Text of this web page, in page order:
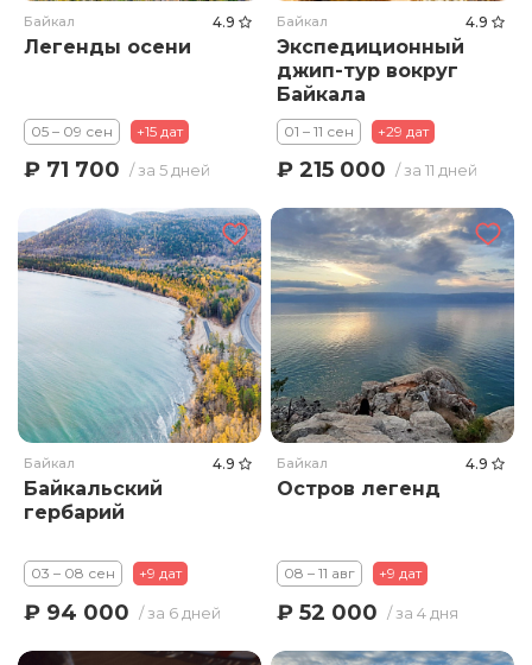
Байкал 4.9
Легенды осени
05 – 09 сен +15 дат
₽ 71 700 / за 5 дней
Байкал 4.9
Экспедиционный
джип-тур вокруг
Байкала
01 – 11 сен +29 дат
₽ 215 000 / за 11 дней
Байкал 4.9
Байкальский
гербарий
03 – 08 сен +9 дат
₽ 94 000 / за 6 дней
Байкал 4.9
Остров легенд
08 – 11 авг +9 дат
₽ 52 000 / за 4 дня